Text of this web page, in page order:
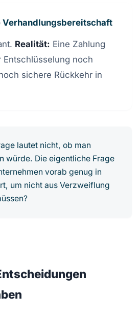
Verhandlungsbereitschaft
Realität: Eine Zahlung
Entschlüsselung noch
sichere Rückkehr in
lautet nicht, ob man
würde. Die eigentliche Frage
vorab genug in
um nicht aus Verzweiflung